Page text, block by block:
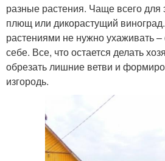
разные растения. Чаще всего
плющ или дикорастущий
растениями не нужно ухаживать
себе. Все, что остается делать
обрезать лишние ветви и
изгородь.